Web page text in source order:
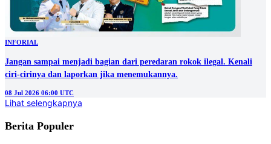
INFORIAL
Jangan sampai menjadi bagian dari peredaran rokok ilegal. Kenali
ciri-cirinya dan laporkan jika menemukannya.
08 Jul 2026 06:00 UTC
Lihat selengkapnya
Berita Populer